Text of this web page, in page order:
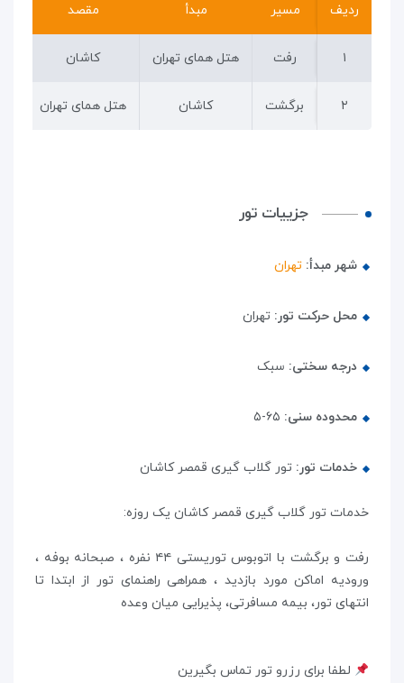
ردیف مسیر مبدأ مقصد
۱ رفت هتل همای تهران کاشان
۲ برگشت کاشان هتل همای تهران
ردیف
۱
۲
جزییات تور
شهر مبدأ: تهران
محل حرکت تور: تهران
درجه سختی: سبک
محدوده سنی: ۶۵-۵
خدمات تور: تور گلاب گیری قمصر کاشان
خدمات تور گلاب گیری قمصر کاشان یک روزه:
رفت و برگشت با اتوبوس توریستی ۴۴ نفره ، صبحانه بوفه ،
ورودیه اماکن مورد بازدید ، همراهی راهنمای تور از ابتدا تا
انتهای تور، بیمه مسافرتی، پذیرایی میان وعده
لطفا برای رزرو تور تماس بگیرین